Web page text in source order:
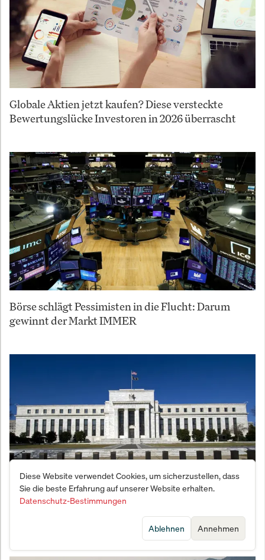
Globale Aktien jetzt kaufen? Diese versteckte
Bewertungslücke Investoren in 2026 überrascht
Börse schlägt Pessimisten in die Flucht: Darum
gewinnt der Markt IMMER
Zentralbank-Chaos: Fed-Ratsmitglieder uneins
über Zinswende – Das bedeutet es für Ihr Depot
Diese Website verwendet Cookies, um sicherzustellen, dass
Sie die beste Erfahrung auf unserer Website erhalten.
Datenschutz-Bestimmungen
Annehmen
Ablehnen